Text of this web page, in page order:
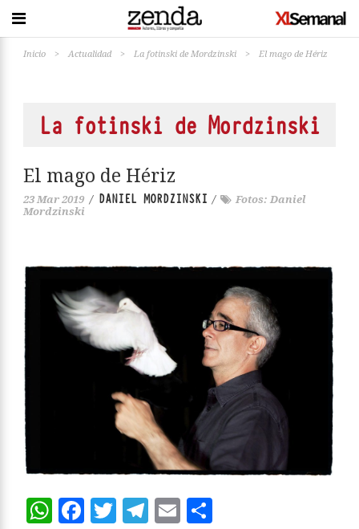
Inicio > Actualidad > La fotinski de Mordzinski > El mago de Hériz
La fotinski de Mordzinski
El mago de Hériz
23 Mar 2019 / DANIEL MORDZINSKI /
Fotos: Daniel
Mordzinski
WhatsApp
Facebook
Twitter
Telegram
Email